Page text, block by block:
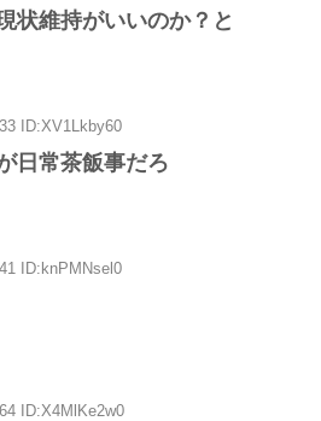
状維持がいいのか？と
ID:XV1Lkby60
日常茶飯事だろ
ID:knPMNsel0
ID:X4MlKe2w0